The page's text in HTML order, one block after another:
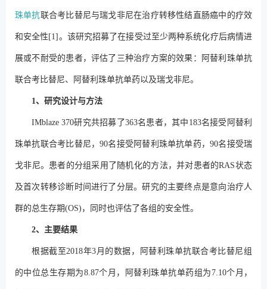
珠单抗联合考比替尼与瑞戈非尼在治疗转移性结直肠癌中的疗效
和安全性[1]。该研究招募了在接受过至少两种系统化疗后病情进
展或不耐受的患者，评估了三种治疗方案的效果：阿替利珠单抗
联合考比替尼、阿替利珠单抗单药以及瑞戈非尼。
1、研究设计与方法
IMblaze 370研究共招募了363名患者，其中183名接受阿替利
珠单抗联合考比替尼，90名接受阿替利珠单抗单药，90名接受瑞
戈非尼。患者的分组采用了随机化的方法，并对患者的RAS状态
及首次转移诊断时间进行了分层。研究的主要终点是意向治疗人
群的总生存期(OS)，同时也评估了各组的安全性。
2、主要结果
根据截至2018年3月的数据，阿替利珠单抗联合考比替尼组
的中位总生存期为8.87个月，阿替利珠单抗单药组为7.10个月，